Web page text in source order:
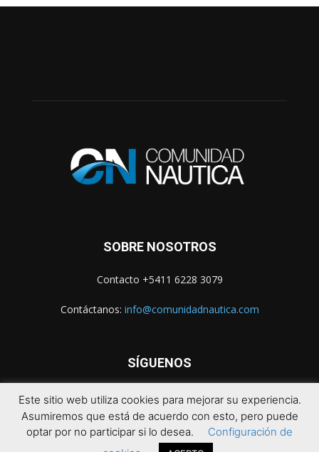
SOBRE NOSOTROS
Contacto +5411 6228 3079
Contáctanos: info@comunidadnautica.com
SÍGUENOS
Este sitio web utiliza cookies para mejorar su experiencia.
Asumiremos que está de acuerdo con esto, pero puede
optar por no participar si lo desea.
Configuración de